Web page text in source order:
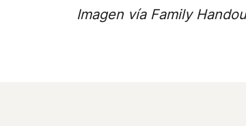
Imagen vía Family